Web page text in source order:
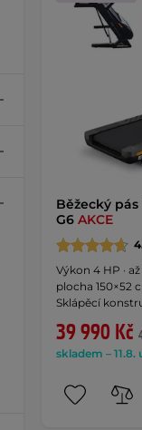
Běžecký
G6 AKCE
Výkon 4 HP ·
plocha 150×52
Sklápěcí
39 990 Kč
skladem – 11.8.